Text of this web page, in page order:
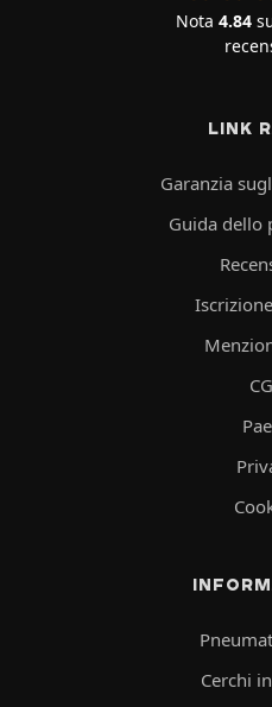
Nota 4.84
LINK
Garanzia
Guida dello
Cerchi